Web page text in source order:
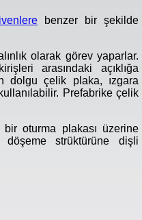
benzer bir şekilde
olarak görev yaparlar.
arasındaki açıklığa
dolgu çelik plaka, ızgara
Prefabrike çelik
oturma plakası üzerine
döşeme strüktürüne dişli